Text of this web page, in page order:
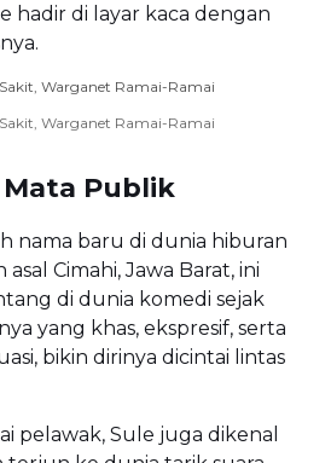
hadir di layar kaca dengan
Warganet Ramai-Ramai
Warganet Ramai-Ramai
Mata Publik
nama baru di dunia hiburan
Cimahi, Jawa Barat, ini
di dunia komedi sejak
yang khas, ekspresif, serta
bikin dirinya dicintai lintas
pelawak, Sule juga dikenal